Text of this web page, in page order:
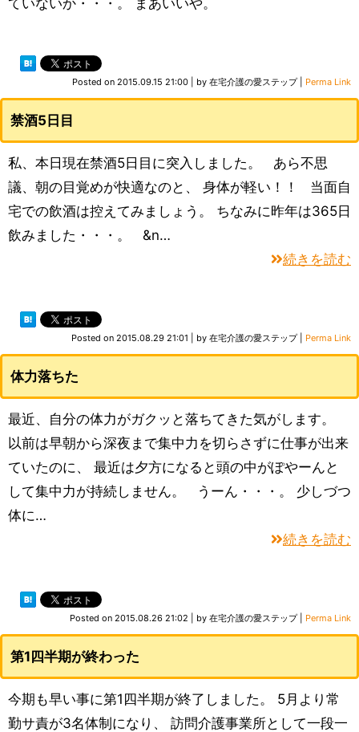
Posted on 2015.09.15 21:00 by 在宅介護の愛ステップ| Perma Link
禁酒5日目
私、本日現在禁酒5日目に突入しました。 あら不思
議、朝の目覚めが快適なのと、 身体が軽い！！ 当面自
宅での飲酒は控えてみましょう。 ちなみに昨年は365日
飲みました・・・。 &n…
続きを読む
Posted on 2015.08.29 21:01 by 在宅介護の愛ステップ| Perma Link
体力落ちた
最近、自分の体力がガクッと落ちてきた気がします。
以前は早朝から深夜まで集中力を切らさずに仕事が出来
ていたのに、 最近は夕方になると頭の中がぽやーんと
して集中力が持続しません。 うーん・・・。 少しづつ
体に…
続きを読む
Posted on 2015.08.26 21:02 by 在宅介護の愛ステップ| Perma Link
第1四半期が終わった
今期も早い事に第1四半期が終了しました。 5月より常
勤サ責が3名体制になり、 訪問介護事業所として一段一